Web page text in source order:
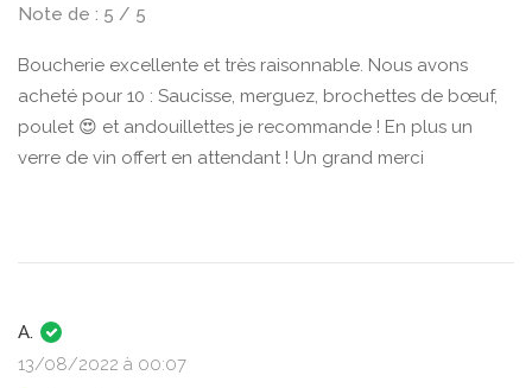
Note de : 5 / 5
Boucherie excellente et très raisonnable. Nous avons
acheté pour 10 : Saucisse, merguez, brochettes de bœuf,
poulet 😍 et andouillettes je recommande ! En plus un
verre de vin offert en attendant ! Un grand merci
A.
13/08/2022 à 00:07